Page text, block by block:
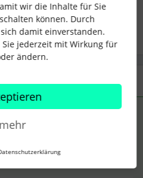
der Abwesenheit, das würde ich
wir die Inhalte für Sie
können. Durch
damit einverstanden.
jederzeit mit Wirkung für
ändern.
mehr